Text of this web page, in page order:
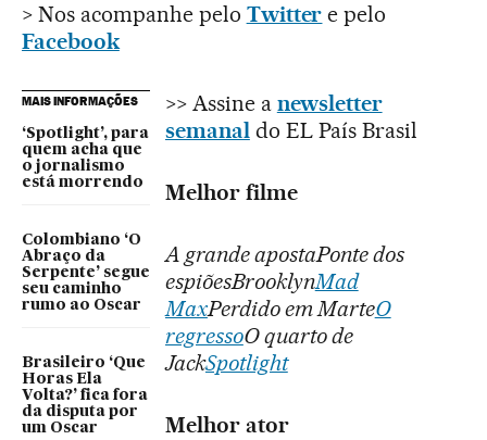
> Nos acompanhe pelo Twitter e pelo
Facebook
MAIS INFORMAÇÕES
‘Spotlight’, para
quem acha que
o jornalismo
está morrendo
Colombiano ‘O
Abraço da
Serpente’ segue
seu caminho
rumo ao Oscar
Brasileiro ‘Que
Horas Ela
Volta?’ fica fora
da disputa por
um Oscar
>> Assine a newsletter
semanaldo EL País Brasil
Melhor filme
A grande apostaPonte dos
espiõesBrooklynMad
MaxPerdido em MarteO
regressoO quarto de
JackSpotlight
Melhor ator